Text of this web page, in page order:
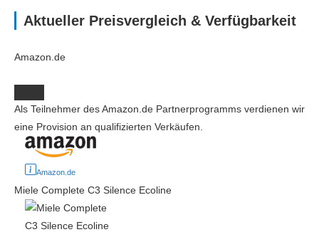
Aktueller Preisvergleich & Verfügbarkeit
Amazon.de
Als Teilnehmer des Amazon.de Partnerprogramms verdienen wir
eine Provision an qualifizierten Verkäufen.
Amazon.de
Miele Complete C3 Silence Ecoline